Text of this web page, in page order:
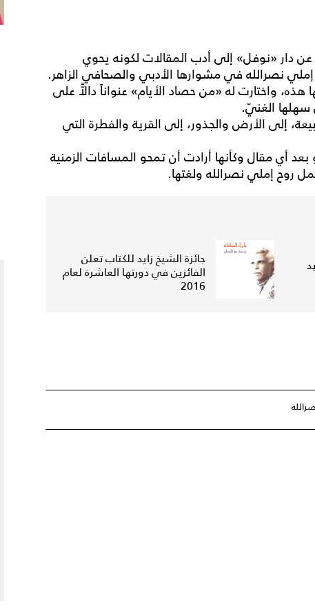
دار «نوفل» إلى أدب المقالات لكونه يحوي
نصرالله في مشوارها الأدبي والصحافي الزاهر.
هذه، واختارت له «من حصاد الأيام» عنواناً دالاًّ على
سهلها الغنيّ.
إلى الأرض والجذور، إلى القرية والفطرة التي
أي مقال وكأنها أرادت أن تمحو المسافات الزمنية
روح إملي نصرالله ولغتها.
جائزة الشيخ زايد للكتاب تعلن
الفائزين في دورتها العاشرة لعام
2016